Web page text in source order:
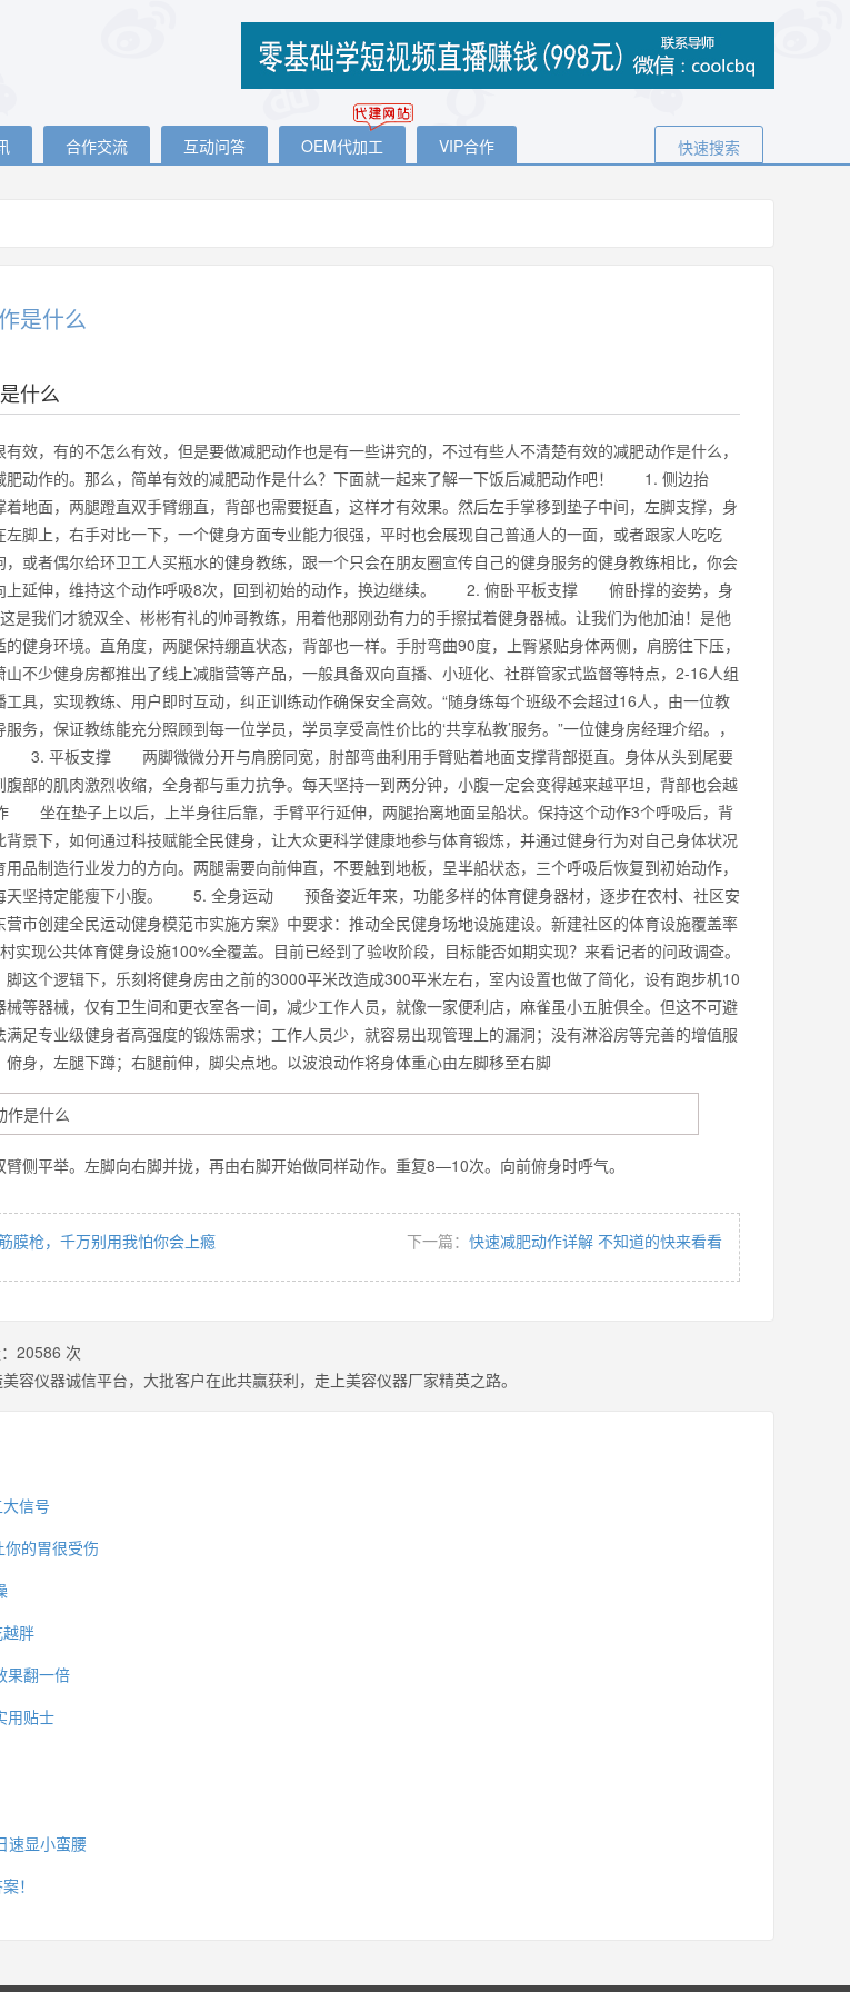
合作交流 互动问答 OEM代加工 VIP合作 快速搜索
是什么
什么
效，有的不怎么有效，但是要做减肥动作也是有一些讲究的，不过有些人不清楚有效的减肥动作是什么，
肥动作的。那么，简单有效的减肥动作是什么？下面就一起来了解一下饭后减肥动作吧！ 1. 侧边抬
面，两腿蹬直双手臂绷直，背部也需要挺直，这样才有效果。然后左手掌移到垫子中间，左脚支撑，身
脚上，右手对比一下，一个健身方面专业能力很强，平时也会展现自己普通人的一面，或者跟家人吃吃
或者偶尔给环卫工人买瓶水的健身教练，跟一个只会在朋友圈宣传自己的健身服务的健身教练相比，你会
上延伸，维持这个动作呼吸8次，回到初始的动作，换边继续。 2. 俯卧平板支撑 俯卧撑的姿势，身
是我们才貌双全、彬彬有礼的帅哥教练，用着他那刚劲有力的手擦拭着健身器械。让我们为他加油！是他
健身环境。直角度，两腿保持绷直状态，背部也一样。手肘弯曲90度，上臀紧贴身体两侧，肩膀往下压，
不少健身房都推出了线上减脂营等产品，一般具备双向直播、小班化、社群管家式监督等特点，2-16人组
具，实现教练、用户即时互动，纠正训练动作确保安全高效。“随身练每个班级不会超过16人，由一位教
务，保证教练能充分照顾到每一位学员，学员享受高性价比的‘共享私教’服务。”一位健身房经理介绍。，
3. 平板支撑 两脚微微分开与肩膀同宽，肘部弯曲利用手臂贴着地面支撑背部挺直。身体从头到尾要
部的肌肉激烈收缩，全身都与重力抗争。每天坚持一到两分钟，小腹一定会变得越来越平坦，背部也会越
在垫子上以后，上半身往后靠，手臂平行延伸，两腿抬离地面呈船状。保持这个动作3个呼吸后，背
景下，如何通过科技赋能全民健身，让大众更科学健康地参与体育锻炼，并通过健身行为对自己身体状况
品制造行业发力的方向。两腿需要向前伸直，不要触到地板，呈半船状态，三个呼吸后恢复到初始动作，
天坚持定能瘦下小腹。 5. 全身运动 预备姿近年来，功能多样的体育健身器材，逐步在农村、社区安
市创建全民运动健身模范市实施方案》中要求：推动全民健身场地设施建设。新建社区的体育设施覆盖率
实现公共体育健身设施100%全覆盖。目前已经到了验收阶段，目标能否如期实现？来看记者的问政调查。
这个逻辑下，乐刻将健身房由之前的3000平米改造成300平米左右，室内设置也做了简化，设有跑步机10
等器械，仅有卫生间和更衣室各一间，减少工作人员，就像一家便利店，麻雀虽小五脏俱全。但这不可避
足专业级健身者高强度的锻炼需求；工作人员少，就容易出现管理上的漏洞；没有淋浴房等完善的增值服
身，左腿下蹲；右腿前伸，脚尖点地。以波浪动作将身体重心由左脚移至右脚
臂侧平举。左脚向右脚并拢，再由右脚开始做同样动作。重复8—10次。向前俯身时呼气。
膜枪，千万别用我怕你会上瘾 下一篇： 快速减肥动作详解 不知道的快来看看
20586 次
容仪器诚信平台，大批客户在此共赢获利，走上美容仪器厂家精英之路。
信号
的胃很受伤
胖
果翻一倍
用贴士
速显小蛮腰
！